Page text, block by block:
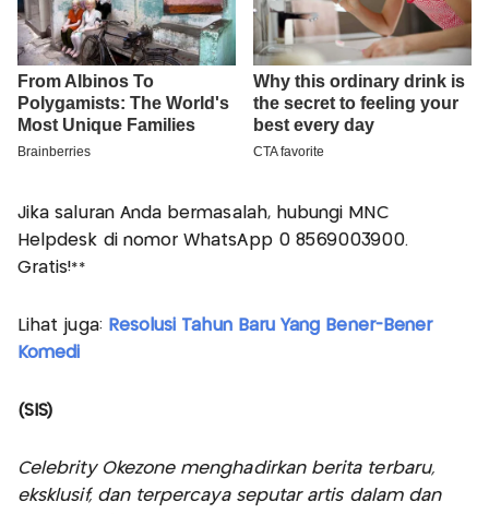
Jika saluran Anda bermasalah, hubungi MNC
Helpdesk di nomor WhatsApp 0 8569003900.
Gratis!**
Lihat juga: Resolusi Tahun Baru Yang Bener-Bener
Komedi
(SIS)
Celebrity Okezone menghadirkan berita terbaru,
eksklusif, dan terpercaya seputar artis dalam dan